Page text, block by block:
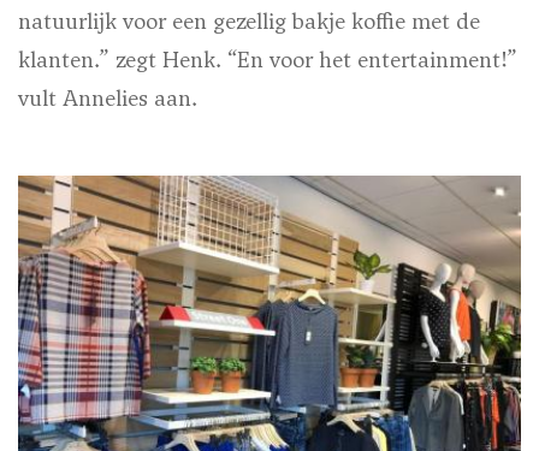
natuurlijk voor een gezellig bakje koffie met de
klanten.” zegt Henk. “En voor het entertainment!”
vult Annelies aan.